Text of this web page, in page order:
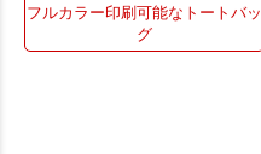
フルカラー印刷可能なトートバッ
グ